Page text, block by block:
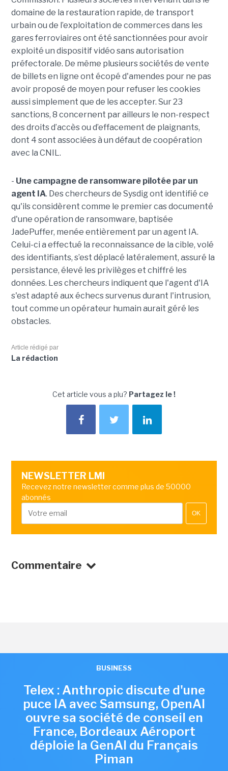
domaine de la restauration rapide, de transport
urbain ou de l’exploitation de commerces dans les
gares ferroviaires ont été sanctionnées pour avoir
exploité un dispositif vidéo sans autorisation
préfectorale. De même plusieurs sociétés de vente
de billets en ligne ont écopé d'amendes pour ne pas
avoir proposé de moyen pour refuser les cookies
aussi simplement que de les accepter. Sur 23
sanctions, 8 concernent par ailleurs le non-respect
des droits d’accès ou d’effacement de plaignants,
dont 4 sont associées à un défaut de coopération
avec la CNIL.
- Une campagne de ransomware pilotée par un
agent IA. Des chercheurs de Sysdig ont identifié ce
qu'ils considèrent comme le premier cas documenté
d'une opération de ransomware, baptisée
JadePuffer, menée entièrement par un agent IA.
Celui-ci a effectué la reconnaissance de la cible, volé
des identifiants, s’est déplacé latéralement, assuré la
persistance, élevé les privilèges et chiffré les
données. Les chercheurs indiquent que l'agent d'IA
s'est adapté aux échecs survenus durant l'intrusion,
tout comme un opérateur humain aurait géré les
obstacles.
Article rédigé par
La rédaction
Cet article vous a plu? Partagez le !
NEWSLETTER LMI
Recevez notre newsletter comme plus de 50000
abonnés
OK
Commentaire
BUSINESS
Telex : Anthropic discute d'une
puce IA avec Samsung, OpenAI
ouvre sa société de conseil en
France, Bordeaux Aéroport
déploie la GenAI du Français
Piman